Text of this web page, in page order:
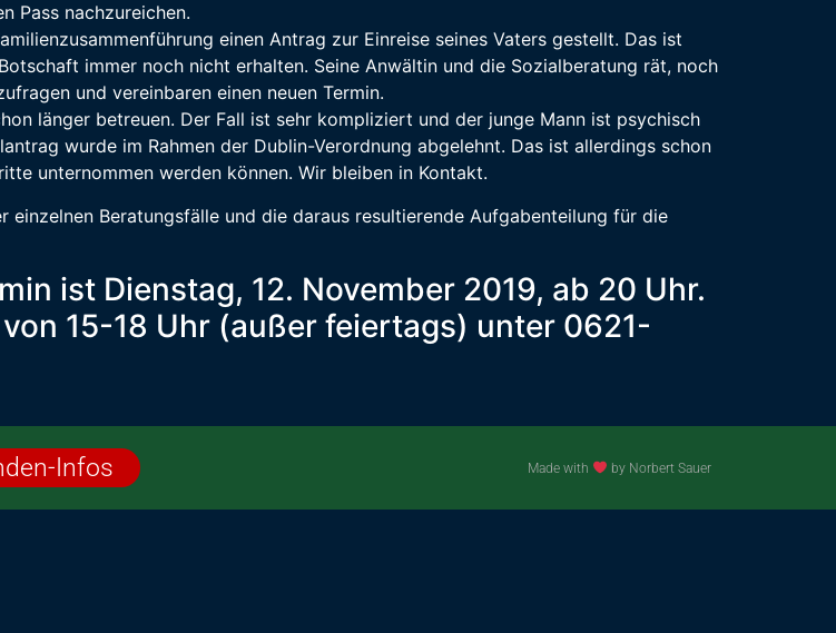
Pass nachzureichen.
einen Antrag zur Einreise seines Vaters gestellt. Das ist
immer noch nicht erhalten. Seine Anwältin und die Sozialberatung rät, noch
und vereinbaren einen neuen Termin.
länger betreuen. Der Fall ist sehr kompliziert und der junge Mann ist psychisch
wurde im Rahmen der Dublin-Verordnung abgelehnt. Das ist allerdings schon
unternommen werden können. Wir bleiben in Kontakt.
einzelnen Beratungsfälle und die daraus resultierende Aufgabenteilung für die
ist Dienstag, 12. November 2019, ab 20 Uhr.
15-18 Uhr (außer feiertags) unter 0621-
Infos Made with by Norbert Sauer